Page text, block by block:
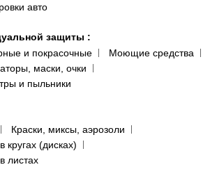
авто
защиты :
и покрасочные
Моющие средства
маски, очки
и пыльники
Краски, миксы, аэрозоли
кругах (дисках)
листах